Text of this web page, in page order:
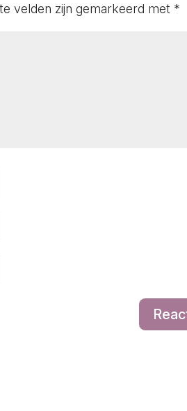
velden zijn gemarkeerd met *